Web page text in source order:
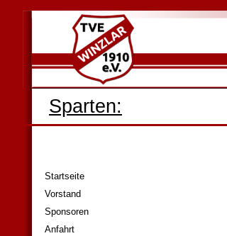
Sparten:
Startseite
Vorstand
Sponsoren
Anfahrt